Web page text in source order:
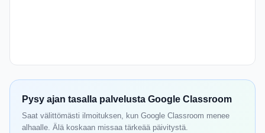
Pysy ajan tasalla palvelusta Google Classroom
Saat välittömästi ilmoituksen, kun Google Classroom menee
alhaalle. Älä koskaan missaa tärkeää päivitystä.